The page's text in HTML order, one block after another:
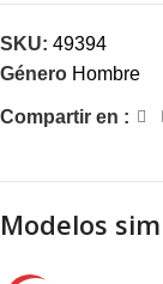
SKU: 49394
Género Hombre
Compartir en :
Modelos